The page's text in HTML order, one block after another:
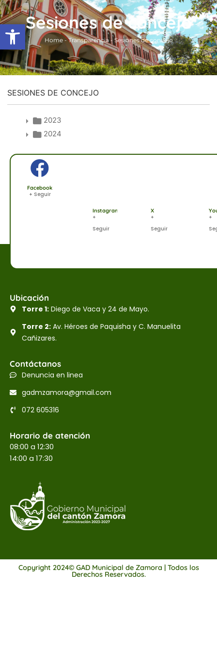
Abrir barra de herramientas
Ir
al
contenidoSesiones de concejo
Home-Transparencia- Sesiones de concejo
SESIONES DE CONCEJO
2023
2024
Facebook
+ Seguir
Instagram
+
Seguir
X
+
Seguir
+
Ubicación
Torre 1:Diego de Vaca y 24 de Mayo.
Torre 2:Av. Héroes de Paquisha y C. Manuelita
Cañizares.
Contáctanos
Denuncia en linea
gadmzamora@gmail.com
072 605316
Horario de atención
08:00 a 12:30
14:00 a 17:30
Copyright 2024© GAD Municipal de Zamora | Todos los
Derechos Reservados.